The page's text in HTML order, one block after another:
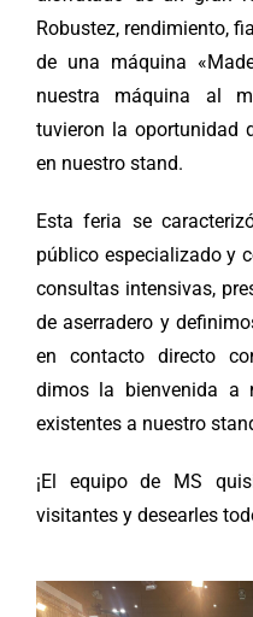
Robustez, rendimiento,
de una máquina
nuestra máquina al
tuvieron la oportunidad
en nuestro stand.
Esta feria se
público especializado y
consultas intensivas,
de aserradero y
en contacto directo
dimos la bienvenida a
existentes a nuestro
¡El equipo de MS
visitantes y desearles